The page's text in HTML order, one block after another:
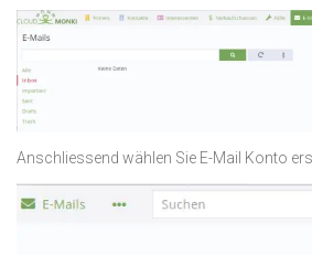
Anschliessend wählen Sie E-Mail Konto